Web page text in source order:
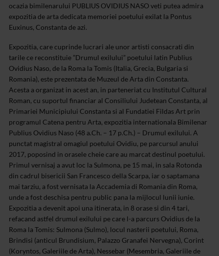
ocazia bimilenarului PUBLIUS OVIDIUS NASO veti putea admira
expozitia de arta dedicata memoriei poetului exilat la Pontus
Euxinus, Constanta de azi.
Expozitia, care cuprinde lucrari ale unor artisti consacrati din
tarile ce reconstituie ”Drumul exilului” poetului latin Publius
Ovidius Naso, de la Roma la Tomis (Italia, Grecia, Bulgaria si
Romania), este prezentata de Muzeul de Arta din Constanta.
Acesta a organizat in acest an, in parteneriat cu Institutul Cultural
Roman, cu suportul financiar al Consiliului Judetean Constanta, al
Primariei Municipiului Constanta si al Fundatiei Fildas Art prin
programul Catena pentru Arta, expozitia internationala Bimilenar
Publius Ovidius Naso (48 a.Ch. – 17 p.Ch.) – Drumul exilului. A
punctat magistral omagiul poetului Ovidiu, pe parcursul anului
2017, poposind in orasele cheie care au marcat destinul poetului.
Primul vernisaj a avut loc la Sulmona, pe 15 mai, in sala Rotonda
din cadrul bisericii San Francesco della Scarpa, iar o saptamana
mai tarziu, a fost vernisata la Accademia di Romania din Roma,
unde a fost deschisa pentru public pana la mijlocul lunii iunie.
Expozitia a devenit apoi una itinerata, in 8 orase si din 4 tari,
refacand astfel drumul exilului pe care l-a parcurs Ovidius de la
Roma la Tomis: Sulmona (Sulmo), locul nasterii poetului, Roma,
Brindisi (anticul Brundisium, Palazzo Granafei Nervegna), Corint
(Koryntos, Galeriile de Arta), Nessebar (Mesembria, Galeriile de